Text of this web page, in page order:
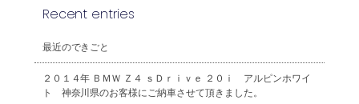
Recent entries
最近のできごと
２０１４年 ＢＭＷ Ｚ４ ｓＤｒｉｖｅ ２０ｉ アルピンホワイ
ト 神奈川県のお客様にご納車させて頂きました。